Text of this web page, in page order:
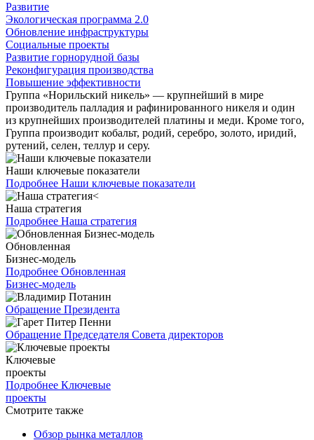
Развитие
Экологическая программа 2.0
Обновление инфраструктуры
Социальные проекты
Развитие горнорудной базы
Реконфигурация производства
Повышение эффективности
Группа «Норильский никель» — крупнейший в мире
производитель палладия и рафинированного никеля и один
из крупнейших производителей платины и меди. Кроме того,
Группа производит кобальт, родий, серебро, золото, иридий,
рутений, селен, теллур и серу.
Наши ключевые показатели
Подробнее Наши ключевые показатели
Наша стратегия
Подробнее Наша стратегия
Обновленная
Бизнес-модель
Подробнее Обновленная
Бизнес-модель
Обращение Президента
Обращение Председателя Совета директоров
Ключевые
проекты
Подробнее Ключевые
проекты
Смотрите также
Обзор рынка металлов